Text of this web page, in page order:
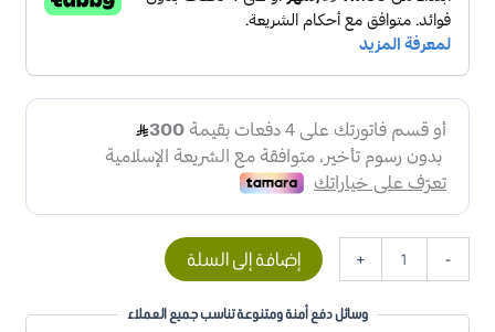
-
+ إضافة إلى السلة
وسائل دفع أمنة ومتنوعة تناسب جميع العملاء